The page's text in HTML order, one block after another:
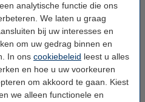
analytische functie die ons
We laten u graag
bij uw interesses en
om uw gedrag binnen en
In ons cookiebeleid leest u alles
en hoe u uw voorkeuren
om akkoord te gaan. Kiest
we alleen functionele en
Opzetzwembaden